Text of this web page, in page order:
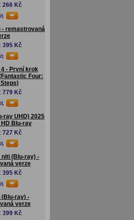
266 Kč
- remastrovaná
395 Kč
- První krok
Four:
779 Kč
ray UHD) 2025
Blu-ray
727 Kč
(Blu-ray) -
verze
395 Kč
(Blu-ray) -
verze
399 Kč